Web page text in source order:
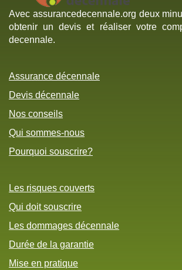
Avec assurancedecennale.org deux
obtenir un devis et réaliser votre
decennale.
Assurance décennale
Devis décennale
Nos conseils
Qui sommes-nous
Pourquoi souscrire?
Les risques couverts
Qui doit souscrire
Les dommages décennale
Durée de la garantie
Mise en pratique